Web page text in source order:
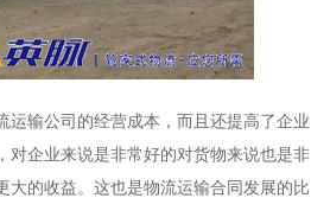
运输公司的经营成本，而且还提高了企业
对企业来说是非常好的对货物来说也是非
大的收益。这也是物流运输合同发展的比